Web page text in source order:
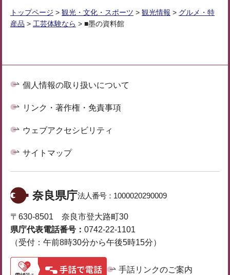
トップページ > 観光・文化・スポーツ > 観光情報 > グルメ・特
産品 > 工芸体験なら > ■墨の資料館
個人情報の取り扱いについて
リンク・著作権・免責事項
ウェブアクセシビリティ
サイトマップ
奈良県庁法人番号： 1000020290009
〒630-8501 奈良市登大路町30
県庁代表電話番号： 0742-22-1101
（受付：午前8時30分から午後5時15分）
手話リンクのご案内